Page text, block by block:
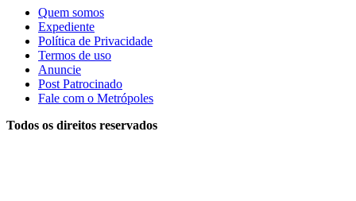
Quem somos
Expediente
Política de Privacidade
Termos de uso
Anuncie
Post Patrocinado
Fale com o Metrópoles
Todos os direitos reservados